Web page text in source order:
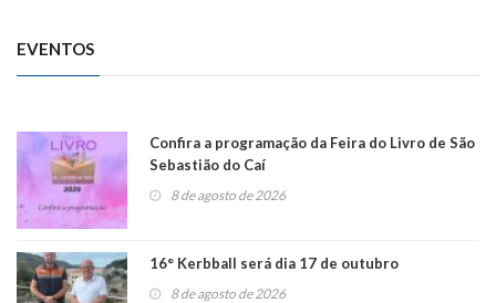
EVENTOS
Confira a programação da Feira do Livro de São
Sebastião do Caí
8 de agosto de 2026
16° Kerbball será dia 17 de outubro
8 de agosto de 2026